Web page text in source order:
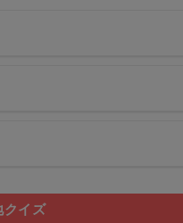
クイズ